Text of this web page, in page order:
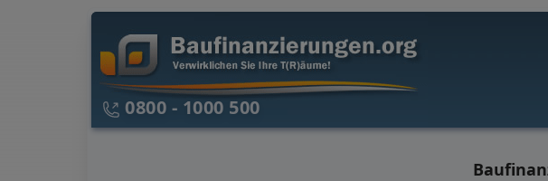
0800 - 1000 500